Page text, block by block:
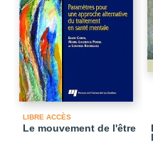
LIBRE ACCÈS
Le mouvement de l'être